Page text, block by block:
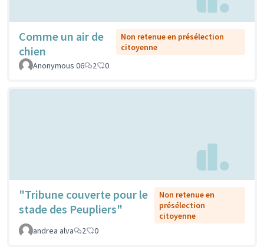
Comme un air de
chien
Non retenue en présélection
citoyenne
Anonymous 06
2 0
"Tribune couverte pour le
stade des Peupliers"
Non retenue en
présélection
citoyenne
andrea alva
2 0